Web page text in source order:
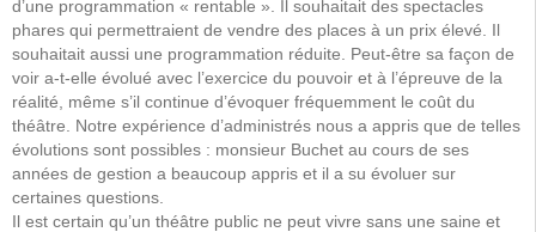
d’une programmation « rentable ». Il souhaitait des spectacles
phares qui permettraient de vendre des places à un prix élevé. Il
souhaitait aussi une programmation réduite. Peut-être sa façon de
voir a-t-elle évolué avec l’exercice du pouvoir et à l’épreuve de la
réalité, même s’il continue d’évoquer fréquemment le coût du
théâtre. Notre expérience d’administrés nous a appris que de telles
évolutions sont possibles : monsieur Buchet au cours de ses
années de gestion a beaucoup appris et il a su évoluer sur
certaines questions.
Il est certain qu’un théâtre public ne peut vivre sans une saine et